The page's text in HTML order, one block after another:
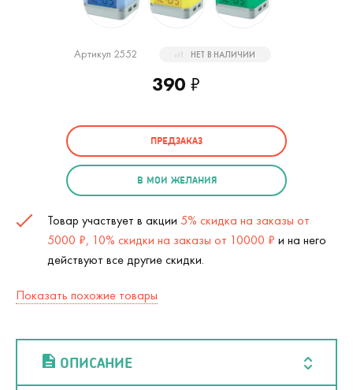
Артикул 2552 НЕТ В НАЛИЧИИ
390 ₽
ПРЕДЗАКАЗ
В МОИ ЖЕЛАНИЯ
Товар участвует в акции 5% скидка на заказы от
5000 ₽, 10% скидки на заказы от 10000 ₽ и на него
действуют все другие скидки.
Показать похожие товары
ОПИСАНИЕ